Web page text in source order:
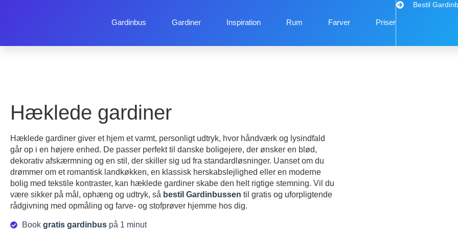
Gardinbus Gardiner Inspiration Rum Farver Priser
Bestil
Hæklede gardiner
Hæklede gardiner giver et hjem et varmt, personligt udtryk, hvor håndværk og lysindfald
går op i en højere enhed. De passer perfekt til danske boligejere, der ønsker en blød,
dekorativ afskærmning og en stil, der skiller sig ud fra standardløsninger. Uanset om du
drømmer om et romantisk landkøkken, en klassisk herskabslejlighed eller en moderne
bolig med tekstile kontraster, kan hæklede gardiner skabe den helt rigtige stemning. Vil du
være sikker på mål, ophæng og udtryk, så bestil Gardinbussen til gratis og uforpligtende
rådgivning med opmåling og farve- og stofprøver hjemme hos dig.
Book gratis gardinbuspå 1 minut